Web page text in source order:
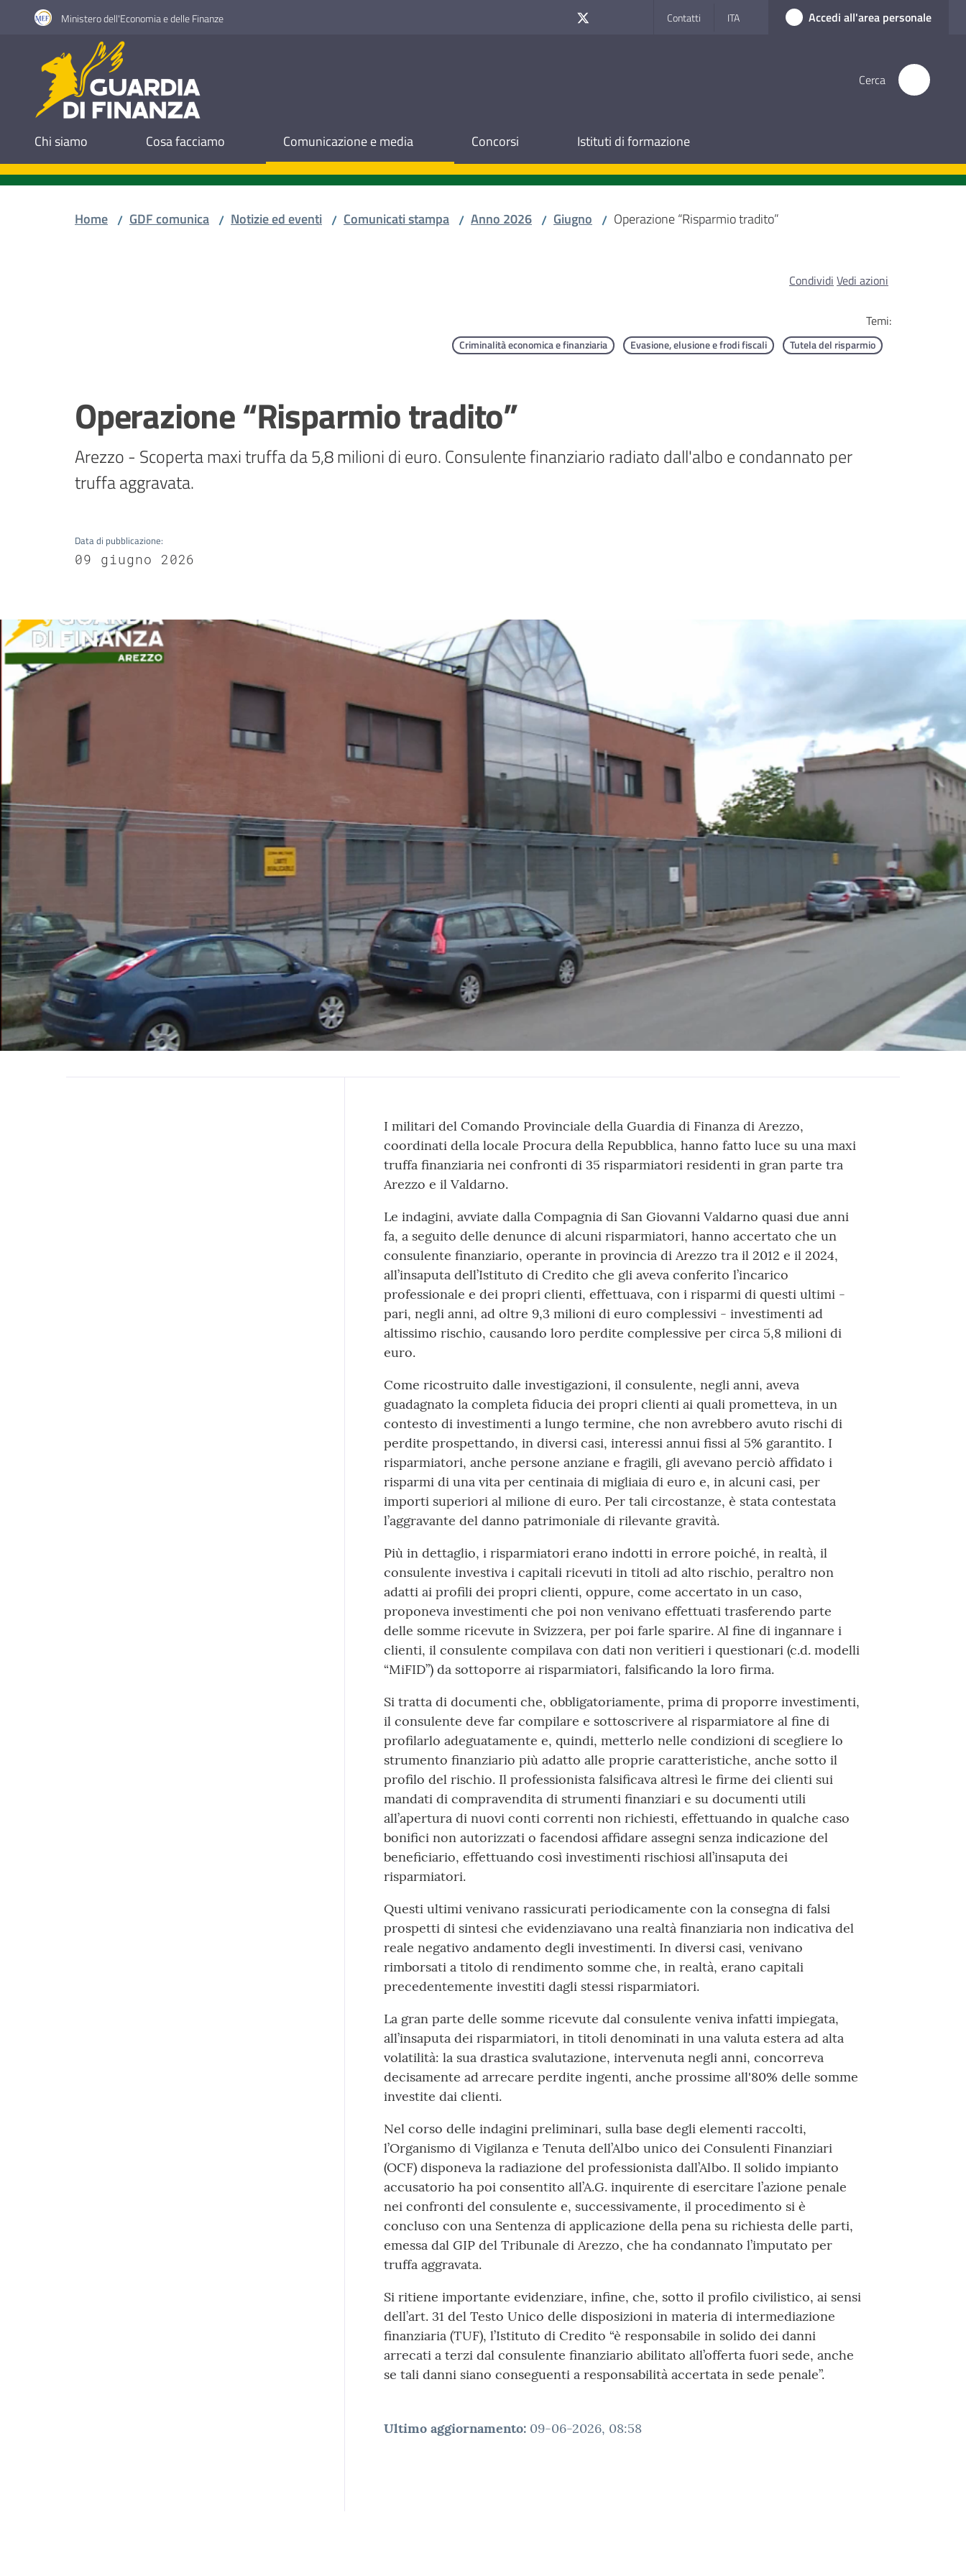
Vai al contenuto
Vai alla navigazione
Vai al footer Ministero dell'Economia e delle Finanze Contatti ITA Accedi all'area personale
Guardia di Finanza Cerca
Chi siamo Cosa facciamo Comunicazione e media Concorsi Istituti di formazione
Home / GDF comunica / Notizie ed eventi / Comunicati stampa / Anno 2026 / Giugno / Operazione “Risparmio tradito”
Operazione “Risparmio tradito”
Arezzo - Scoperta maxi truffa da 5,8 milioni di euro. Consulente finanziario radiato dall'albo e condannato per
truffa aggravata.
Data di pubblicazione:
09 giugno 2026
Condividi Vedi azioni
Temi:
Criminalità economica e finanziaria Evasione, elusione e frodi fiscali Tutela del risparmio
Contenuto
I militari del Comando Provinciale della Guardia di Finanza di Arezzo,
coordinati della locale Procura della Repubblica, hanno fatto luce su una maxi
truffa finanziaria nei confronti di 35 risparmiatori residenti in gran parte tra
Arezzo e il Valdarno.
Le indagini, avviate dalla Compagnia di San Giovanni Valdarno quasi due anni
fa, a seguito delle denunce di alcuni risparmiatori, hanno accertato che un
consulente finanziario, operante in provincia di Arezzo tra il 2012 e il 2024,
all’insaputa dell’Istituto di Credito che gli aveva conferito l’incarico
professionale e dei propri clienti, effettuava, con i risparmi di questi ultimi -
pari, negli anni, ad oltre 9,3 milioni di euro complessivi - investimenti ad
altissimo rischio, causando loro perdite complessive per circa 5,8 milioni di
euro.
Come ricostruito dalle investigazioni, il consulente, negli anni, aveva
guadagnato la completa fiducia dei propri clienti ai quali prometteva, in un
contesto di investimenti a lungo termine, che non avrebbero avuto rischi di
perdite prospettando, in diversi casi, interessi annui fissi al 5% garantito. I
risparmiatori, anche persone anziane e fragili, gli avevano perciò affidato i
risparmi di una vita per centinaia di migliaia di euro e, in alcuni casi, per
importi superiori al milione di euro. Per tali circostanze, è stata contestata
l’aggravante del danno patrimoniale di rilevante gravità.
Più in dettaglio, i risparmiatori erano indotti in errore poiché, in realtà, il
consulente investiva i capitali ricevuti in titoli ad alto rischio, peraltro non
adatti ai profili dei propri clienti, oppure, come accertato in un caso,
proponeva investimenti che poi non venivano effettuati trasferendo parte
delle somme ricevute in Svizzera, per poi farle sparire. Al fine di ingannare i
clienti, il consulente compilava con dati non veritieri i questionari (c.d. modelli
“MiFID”) da sottoporre ai risparmiatori, falsificando la loro firma.
Si tratta di documenti che, obbligatoriamente, prima di proporre investimenti,
il consulente deve far compilare e sottoscrivere al risparmiatore al fine di
profilarlo adeguatamente e, quindi, metterlo nelle condizioni di scegliere lo
strumento finanziario più adatto alle proprie caratteristiche, anche sotto il
profilo del rischio. Il professionista falsificava altresì le firme dei clienti sui
mandati di compravendita di strumenti finanziari e su documenti utili
all’apertura di nuovi conti correnti non richiesti, effettuando in qualche caso
bonifici non autorizzati o facendosi affidare assegni senza indicazione del
beneficiario, effettuando così investimenti rischiosi all’insaputa dei
risparmiatori.
Questi ultimi venivano rassicurati periodicamente con la consegna di falsi
prospetti di sintesi che evidenziavano una realtà finanziaria non indicativa del
reale negativo andamento degli investimenti. In diversi casi, venivano
rimborsati a titolo di rendimento somme che, in realtà, erano capitali
precedentemente investiti dagli stessi risparmiatori.
La gran parte delle somme ricevute dal consulente veniva infatti impiegata,
all’insaputa dei risparmiatori, in titoli denominati in una valuta estera ad alta
volatilità: la sua drastica svalutazione, intervenuta negli anni, concorreva
decisamente ad arrecare perdite ingenti, anche prossime all'80% delle somme
investite dai clienti.
Nel corso delle indagini preliminari, sulla base degli elementi raccolti,
l’Organismo di Vigilanza e Tenuta dell’Albo unico dei Consulenti Finanziari
(OCF) disponeva la radiazione del professionista dall’Albo. Il solido impianto
accusatorio ha poi consentito all’A.G. inquirente di esercitare l’azione penale
nei confronti del consulente e, successivamente, il procedimento si è
concluso con una Sentenza di applicazione della pena su richiesta delle parti,
emessa dal GIP del Tribunale di Arezzo, che ha condannato l’imputato per
truffa aggravata.
Si ritiene importante evidenziare, infine, che, sotto il profilo civilistico, ai sensi
dell’art. 31 del Testo Unico delle disposizioni in materia di intermediazione
finanziaria (TUF), l’Istituto di Credito “è responsabile in solido dei danni
arrecati a terzi dal consulente finanziario abilitato all’offerta fuori sede, anche
se tali danni siano conseguenti a responsabilità accertata in sede penale”.
Ultimo aggiornamento: 09-06-2026, 08:58